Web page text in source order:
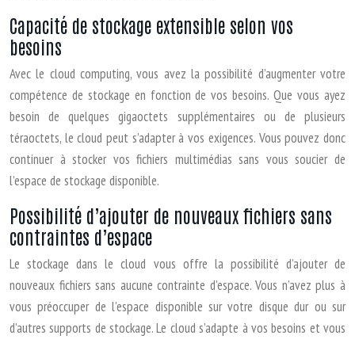
Capacité de stockage extensible selon vos
besoins
Avec le cloud computing, vous avez la possibilité d’augmenter votre
compétence de stockage en fonction de vos besoins. Que vous ayez
besoin de quelques gigaoctets supplémentaires ou de plusieurs
téraoctets, le cloud peut s’adapter à vos exigences. Vous pouvez donc
continuer à stocker vos fichiers multimédias sans vous soucier de
l’espace de stockage disponible.
Possibilité d’ajouter de nouveaux fichiers sans
contraintes d’espace
Le stockage dans le cloud vous offre la possibilité d’ajouter de
nouveaux fichiers sans aucune contrainte d’espace. Vous n’avez plus à
vous préoccuper de l’espace disponible sur votre disque dur ou sur
d’autres supports de stockage. Le cloud s’adapte à vos besoins et vous